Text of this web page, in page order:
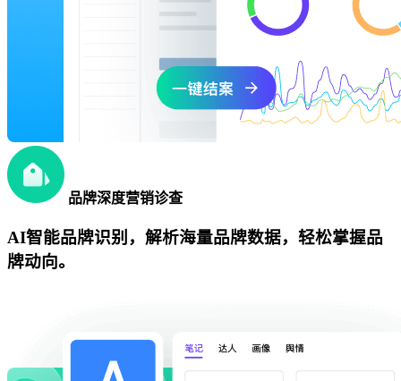
品牌深度营销诊查
AI智能品牌识别，解析海量品牌数据，轻松掌握品
牌动向。